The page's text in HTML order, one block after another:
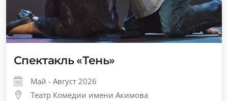
Спектакль «Тень»
Май - Август 2026
Театр Комедии имени Акимова